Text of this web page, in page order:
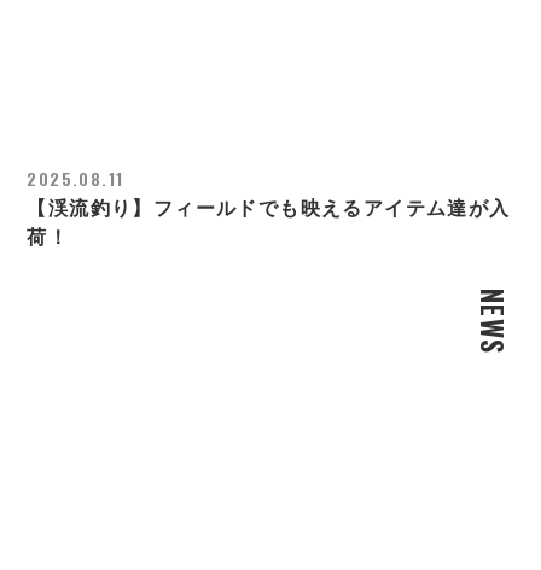
2025.08.11
【渓流釣り】フィールドでも映えるアイテム達が入
荷！
NEWS